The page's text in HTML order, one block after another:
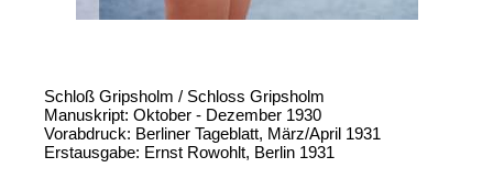
Schloß Gripsholm / Schloss Gripsholm
Manuskript: Oktober - Dezember 1930
Vorabdruck: Berliner Tageblatt, März/April 1931
Erstausgabe: Ernst Rowohlt, Berlin 1931